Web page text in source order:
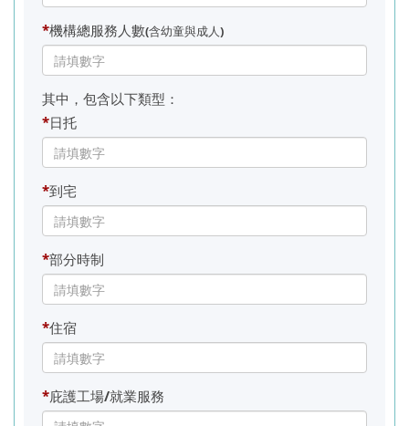
*機構總服務人數(含幼童與成人)
其中，包含以下類型：
*日托
*到宅
*部分時制
*住宿
*庇護工場/就業服務